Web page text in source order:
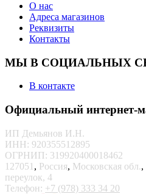
О нас
Адреса магазинов
Реквизиты
Контакты
МЫ В СОЦИАЛЬНЫХ
В контакте
Официальный интернет-
ИП Демьянов И.Н.
ИНН: 920355512895
ОГРНИП: 319920400018462
127051 , Россия, Московская обл.,
переулок, 4
Телефон: +7 (978) 333 34 20